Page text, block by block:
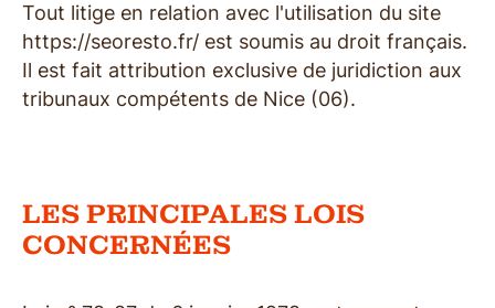
Tout litige en relation avec l'utilisation du site
https://seoresto.fr/ est soumis au droit français.
Il est fait attribution exclusive de juridiction aux
tribunaux compétents de Nice (06).
LES PRINCIPALES LOIS
CONCERNÉES